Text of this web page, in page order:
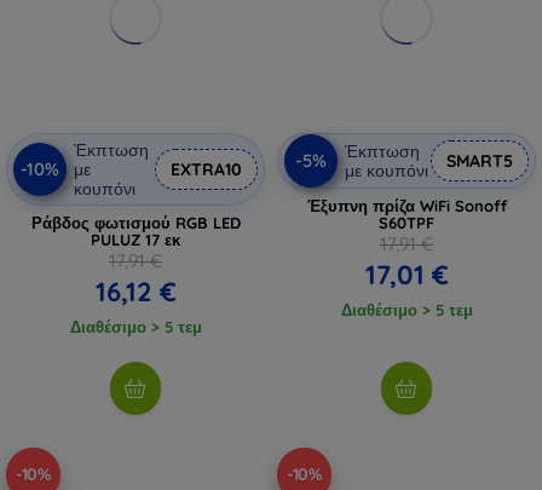
-10%
Έκπτωση
με
κουπόνι
EXTRA10
Ράβδος φωτισμού RGB LED
PULUZ 17 εκ
17,91 €
16,12 €
Διαθέσιμο > 5 τεμ
-5%
Έκπτωση
με κουπόνι
SMART5
Έξυπνη πρίζα WiFi Sonoff
S60TPF
17,91 €
17,01 €
Διαθέσιμο > 5 τεμ
-10% -10%